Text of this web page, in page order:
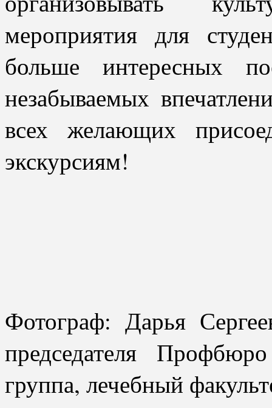
мероприятия для
больше интересных
незабываемых
всех желающих
экскурсиям!
Фотограф: Дарья
председателя
группа, лечебный